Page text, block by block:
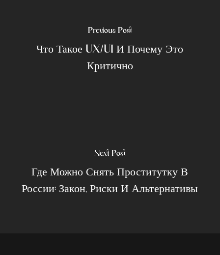
Previous Post
Что Такое UX/UI И Почему Это
Критично
Next Post
Где Можно Снять Проститутку В
России: Закон, Риски И Альтернативы